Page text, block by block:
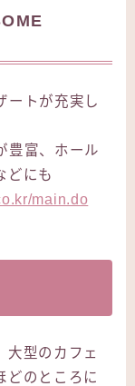
ートが充実し
豊富、ホール
どにも
main.do
大型のカフェ
どのところに